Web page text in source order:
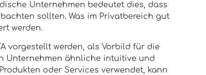
Unternehmen bedeutet dies, dass
sollten. Was im Privatbereich gut
werden.
vorgestellt werden, als Vorbild für die
Unternehmen ähnliche intuitive und
oder Services verwendet, kann